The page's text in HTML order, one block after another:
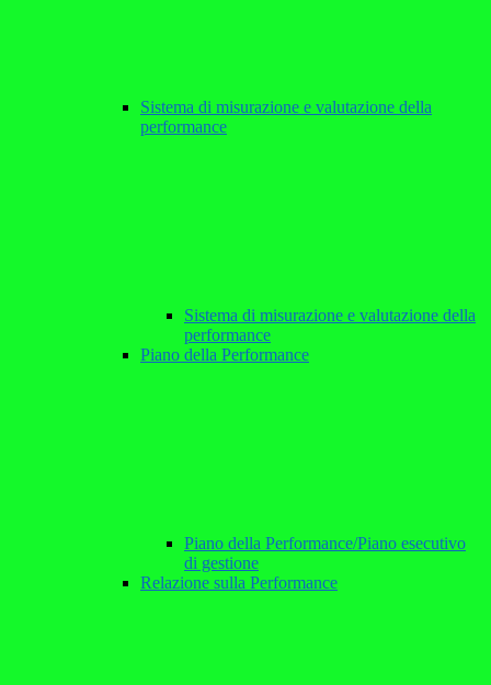
Sistema di misurazione e valutazione della
performance
Sistema di misurazione e valutazione della
performance
Piano della Performance
Piano della Performance/Piano esecutivo
di gestione
Relazione sulla Performance